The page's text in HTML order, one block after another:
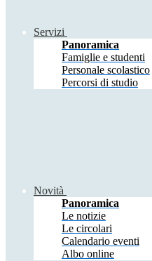
Servizi
Panoramica
Famiglie e studenti
Personale scolastico
Percorsi di studio
Novità
Panoramica
Le notizie
Le circolari
Calendario eventi
Albo online